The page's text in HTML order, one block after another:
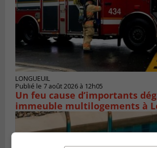
LONGUEUIL
Publié le 7 août 2026 à 12h05
Un feu cause d’importants
immeuble multilogements à